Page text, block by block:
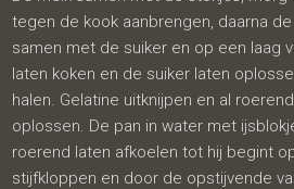
tegen de kook aanbrengen, daarna
samen met de suiker en op een laag
laten koken en de suiker laten
halen. Gelatine uitknijpen en al
oplossen. De pan in water met
roerend laten afkoelen tot hij begint
stijfkloppen en door de opstijvende